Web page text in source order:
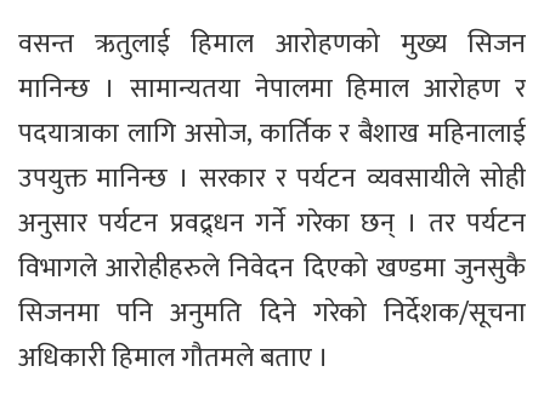
वसन्त ऋतुलाई हिमाल आरोहणको मुख्य सिजन
मानिन्छ । सामान्यतया नेपालमा हिमाल आरोहण र
पदयात्राका लागि असोज, कार्तिक र बैशाख महिनालाई
उपयुक्त मानिन्छ । सरकार र पर्यटन व्यवसायीले सोही
अनुसार पर्यटन प्रवद्र्धन गर्ने गरेका छन् । तर पर्यटन
विभागले आरोहीहरुले निवेदन दिएको खण्डमा जुनसुकै
सिजनमा पनि अनुमति दिने गरेको निर्देशक/सूचना
अधिकारी हिमाल गौतमले बताए ।